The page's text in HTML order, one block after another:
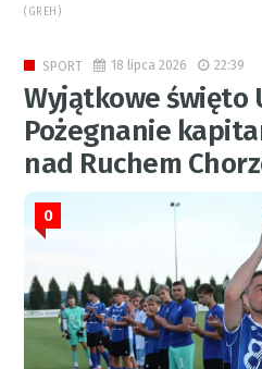
(GREH)
SPORT 18 lipca 2026 22:39
Wyjątkowe święto
Pożegnanie
nad Ruchem
0